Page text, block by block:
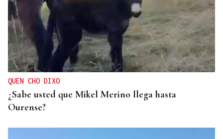
QUEN CHO DIXO
¿Sabe usted que Mikel Merino llega hasta
Ourense?